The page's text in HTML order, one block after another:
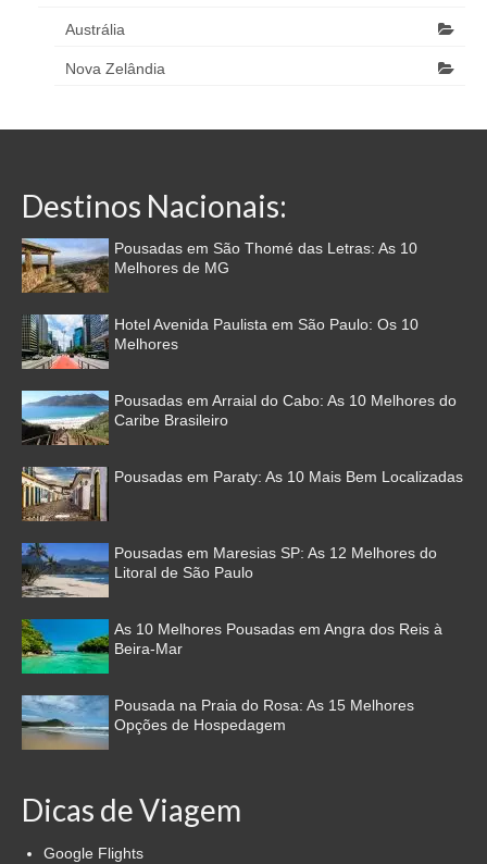
Austrália
Nova Zelândia
Destinos Nacionais:
Pousadas em São Thomé das Letras: As 10
Melhores de MG
Hotel Avenida Paulista em São Paulo: Os 10
Melhores
Pousadas em Arraial do Cabo: As 10 Melhores do
Caribe Brasileiro
Pousadas em Paraty: As 10 Mais Bem Localizadas
Pousadas em Maresias SP: As 12 Melhores do
Litoral de São Paulo
As 10 Melhores Pousadas em Angra dos Reis à
Beira-Mar
Pousada na Praia do Rosa: As 15 Melhores
Opções de Hospedagem
Dicas de Viagem
Google Flights